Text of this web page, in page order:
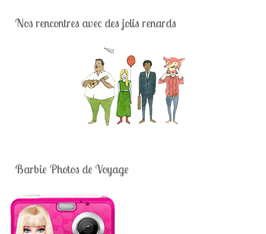
Nos rencontres avec des jolis renards
Barbie Photos de Voyage